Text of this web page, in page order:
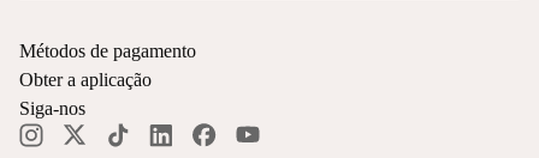
Métodos de pagamento
Obter a aplicação
Siga-nos